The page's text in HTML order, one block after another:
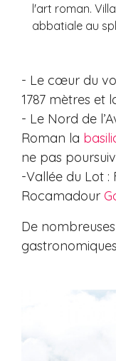
l'art roman.
abbatiale au
- Le cœur du
1787 mètres et
- Le Nord de
Roman la
ne pas
-Vallée du Lot :
Rocamadour
De